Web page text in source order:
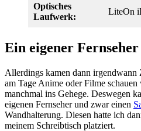
Optisches
Laufwerk:
LiteOn
Ein eigener Fernseher
Allerdings kamen dann irgendwann
am Tage Anime oder Filme
manchmal ins Gehege. Deswegen
eigenen Fernseher und zwar einen
Wandhalterung. Diesen hatte ich
meinem Schreibtisch platziert.